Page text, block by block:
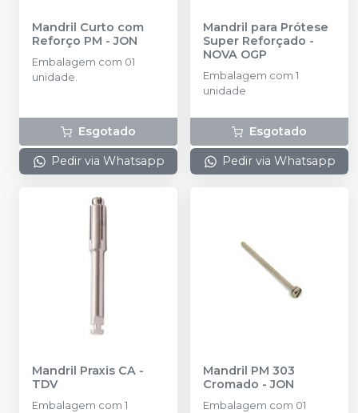
Mandril Curto com
Reforço PM -JON
Embalagem com 01
unidade.
Esgotado
Pedir via Whatsapp
Mandril para Prótese
Super Reforçado -
NOVA OGP
Embalagem com 1
unidade
Esgotado
Pedir via Whatsapp
Mandril Praxis CA -
TDV
Embalagem com 1
Mandril PM 303
Cromado -JON
Embalagem com 01